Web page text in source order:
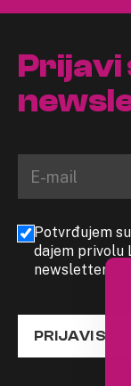
Prijavi
Potvrđujem
dajem privolu
newslettera
PRIJAVI SE